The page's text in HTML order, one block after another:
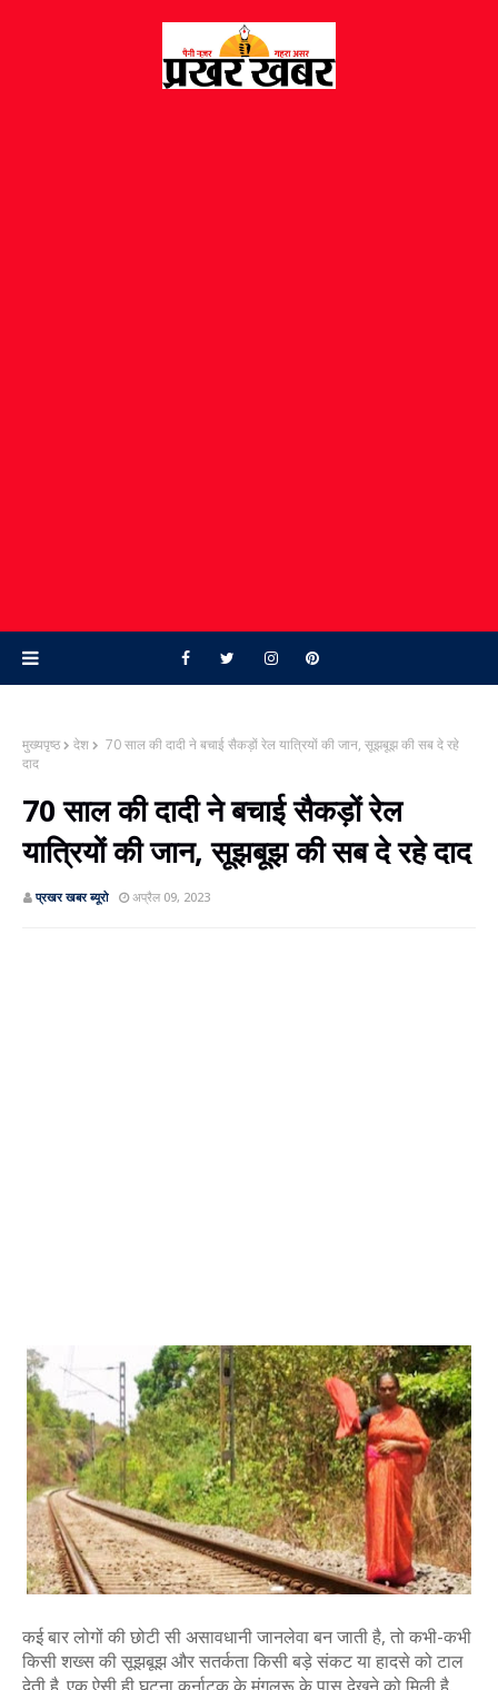
मुख्यपृष्ठ देश
70 साल की दादी ने बचाई सैकड़ों रेल यात्रियों की जान, सूझबूझ की सब दे रहे
दाद
70 साल की दादी ने बचाई सैकड़ों रेल
यात्रियों की जान, सूझबूझ की सब दे रहे दाद
प्रखर खबर ब्‍यूरो अप्रैल 09, 2023
कई बार लोगों की छोटी सी असावधानी जानलेवा बन जाती है, तो कभी-कभी
किसी शख्‍स की सूझबूझ और सतर्कता किसी बड़े संकट या हादसे को टाल